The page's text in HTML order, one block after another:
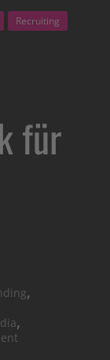
Recruiting
für
,
,